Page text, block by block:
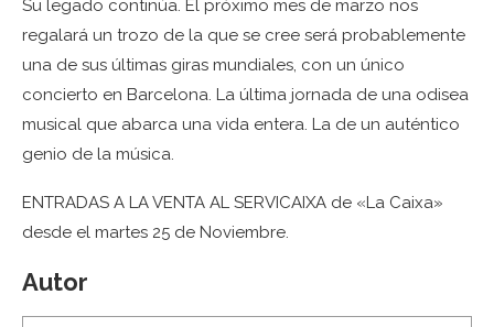
Su legado continúa. El próximo mes de marzo nos
regalará un trozo de la que se cree será probablemente
una de sus últimas giras mundiales, con un único
concierto en Barcelona. La última jornada de una odisea
musical que abarca una vida entera. La de un auténtico
genio de la música.
ENTRADAS A LA VENTA AL SERVICAIXA de «La Caixa»
desde el martes 25 de Noviembre.
Autor